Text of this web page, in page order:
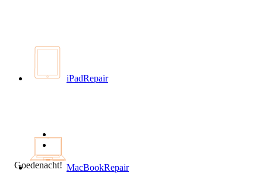
iPadRepair
MacBookRepair
Goedenacht!